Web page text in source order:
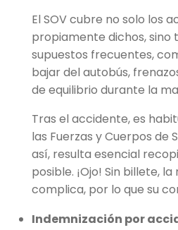
El SOV cubre no solo los
propiamente dichos, sino
supuestos frecuentes,
bajar del autobús,
de equilibrio durante la
Tras el accidente, es
las Fuerzas y Cuerpos de
así, resulta esencial
posible. ¡Ojo! Sin billete,
complica, por lo que su
Indemnización por